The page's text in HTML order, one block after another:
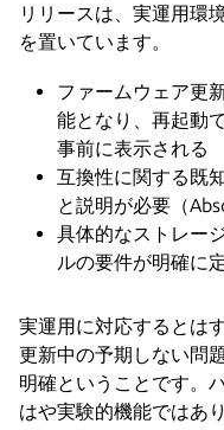
リリースは、実運用環
を置いています。
ファームウェア更
能となり、再起動
事前に表示される
互換性に関する既
と説明が必要（
具体的なストレー
ルの要件が明確に
実運用に対応するとは
更新中の予期しない問
明確ということです。
はや実験的機能ではあ